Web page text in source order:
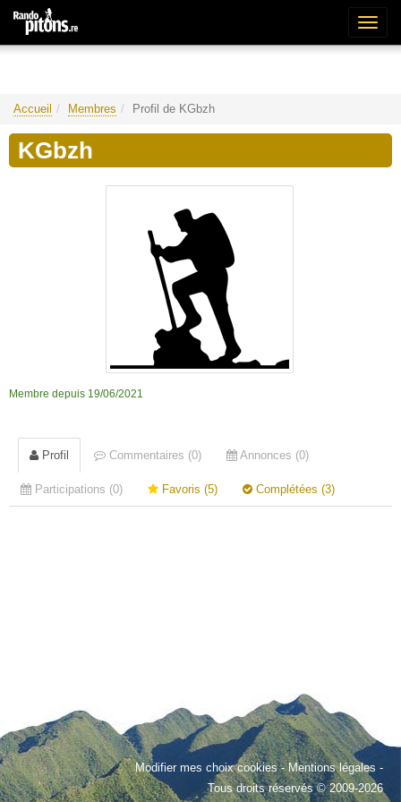
Accueil Membres Profil de KGbzh
KGbzh
Membre depuis 19/06/2021
Profil Commentaires (0) Annonces (0)
Participations (0) Favoris (5) Complétées (3)
Modifier mes choix cookies-Mentions légales -
Tous droits réservés © 2009-2026